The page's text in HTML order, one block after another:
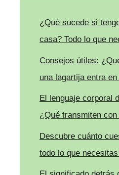
¿Qué sucede si
casa? Todo lo que
Consejos útiles:
una lagartija entra
El lenguaje corporal
¿Qué transmiten
Descubre cuánto
todo lo que